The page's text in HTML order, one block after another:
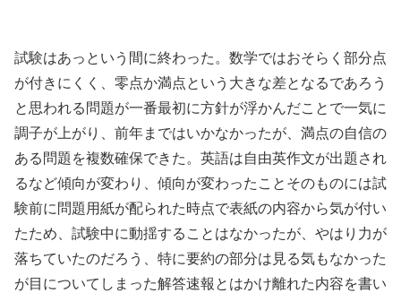
試験はあっという間に終わった。数学ではおそらく部分点
が付きにくく、零点か満点という大きな差となるであろう
と思われる問題が一番最初に方針が浮かんだことで一気に
調子が上がり、前年まではいかなかったが、満点の自信の
ある問題を複数確保できた。英語は自由英作文が出題され
るなど傾向が変わり、傾向が変わったことそのものには試
験前に問題用紙が配られた時点で表紙の内容から気が付い
たため、試験中に動揺することはなかったが、やはり力が
落ちていたのだろう、特に要約の部分は見る気もなかった
が目についてしまった解答速報とはかけ離れた内容を書い